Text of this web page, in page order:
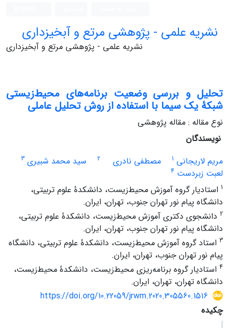
نشریه علمی - پژوهشی مرتع و آبخیزداری
نشریه علمی - پژوهشی مرتع و آبخیزداری
تحلیل و بررسی وضعیت برنامه‌های محیط‌زیستی
شبکۀ یک سیما با استفاده از روش تحلیل عاملی
نوع مقاله : مقاله پژوهشی
نویسندگان
مریم لاریجانی 1 مصطفی نادری 2 سید محمد شبیری 3
لعبت زبردست 4
1 استادیار گروه آموزش محیط‌زیست، دانشکدۀ علوم تربیتی،
دانشگاه پیام نور تهران جنوب، تهران، ایران.
2 دانشجوی دکتری آموزش محیط‌زیست، دانشکدۀ علوم تربیتی،
دانشگاه پیام نور تهران جنوب، تهران، ایران.
3 استاد گروه آموزش محیط‌زیست، دانشکدۀ علوم تربیتی، دانشگاه
پیام نور تهران جنوب، تهران، ایران.
4 استادیار گروه برنامه‌ریزی محیط‌زیست، دانشکدۀ محیط‌زیست،
دانشگاه تهران، تهران، ایران.
https://doi.org/10.22059/jrwm.2020.305560.1516
چکیده